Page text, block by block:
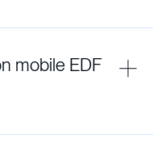
mobile EDF